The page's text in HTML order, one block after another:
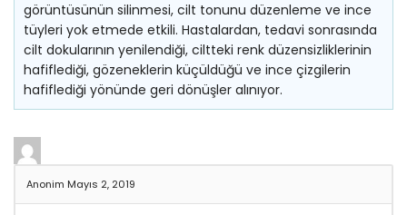
görüntüsünün silinmesi, cilt tonunu düzenleme ve ince
tüyleri yok etmede etkili. Hastalardan, tedavi sonrasında
cilt dokularının yenilendiği, ciltteki renk düzensizliklerinin
hafiflediği, gözeneklerin küçüldüğü ve ince çizgilerin
hafiflediği yönünde geri dönüşler alınıyor.
Anonim Mayıs 2, 2019